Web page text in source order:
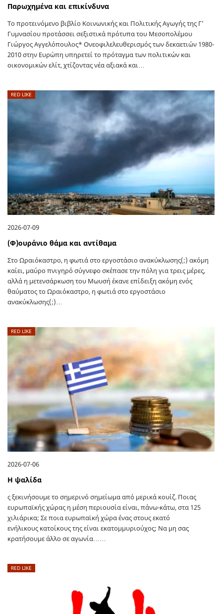
Παρωχημένα και επικίνδυνα
Το προτεινόμενο βιβλίο Κοινωνικής και Πολιτικής Αγωγής της Γ’
Γυμνασίου προτάσσει σεξιστικά πρότυπα του Μεσοπολέμου
Γιώργος Αγγελόπουλος* Ονεοφιλελευθερισμός των δεκαετιών 1980-
2010 στην Ευρώπη υπηρετεί το πρόταγμα των πολιτικών και
οικονομικών ελίτ, χτίζοντας νέα αξιακά και…
RED LIKE
2026-07-09
(Φ)ουράνιο θάμα και αντίθαμα
Στο Ωραιόκαστρο, η φωτιά στο εργοστάσιο ανακύκλωσης(;) ακόμη
καίει, μαύρο πνιγηρό σύγνεφο σκέπασε την πόλη για τρεις μέρες,
αλλά η μετενσάρκωση του Μωυσή έκανε επίδειξη ακόμη ενός
θαύματος το Ωραιόκαστρο, η φωτιά στο εργοστάσιο
ανακύκλωσης(;)…
RED LIKE
2026-07-06
Η ψαλίδα
ς ξεκινήσουμε το σημερινό σημείωμα από μερικά κουίζ. Ποιας
ευρωπαϊκής χώρας η μέση περιουσία είναι, πάνω-κάτω, στα 125
χιλιάρικα; Σε ποια ευρωπαϊκή χώρα ένας στους εκατό
ενήλικους κατοίκους της είναι εκατομμυριούχος; Να μη σας
κρατήσουμε άλλο σε αγωνία……
RED LIKE